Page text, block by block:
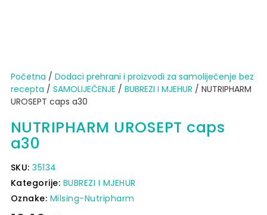
Početna / Dodaci prehrani i proizvodi za samoliječenje bez
recepta / SAMOLIJEČENJE / BUBREZI I MJEHUR / NUTRIPHARM
UROSEPT caps a30
NUTRIPHARM UROSEPT caps
a30
SKU:35134
Kategorije: BUBREZI I MJEHUR
Oznake: Milsing-Nutripharm